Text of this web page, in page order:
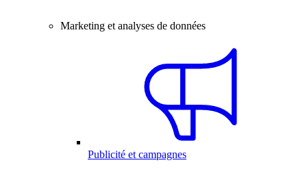
Marketing et analyses de données
Publicité et campagnes